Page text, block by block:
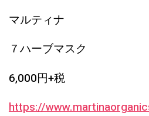
マルティナ
７ハーブマスク
6,000円+税
https://